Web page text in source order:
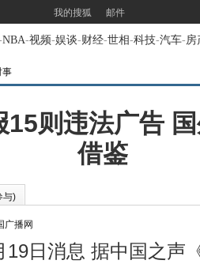
我的搜狐 邮件
NBA-视频-娱谈-财经-世相-科技-汽车-房
事
15则违法广告
借鉴
与)
广播网
日消息 据中国之声